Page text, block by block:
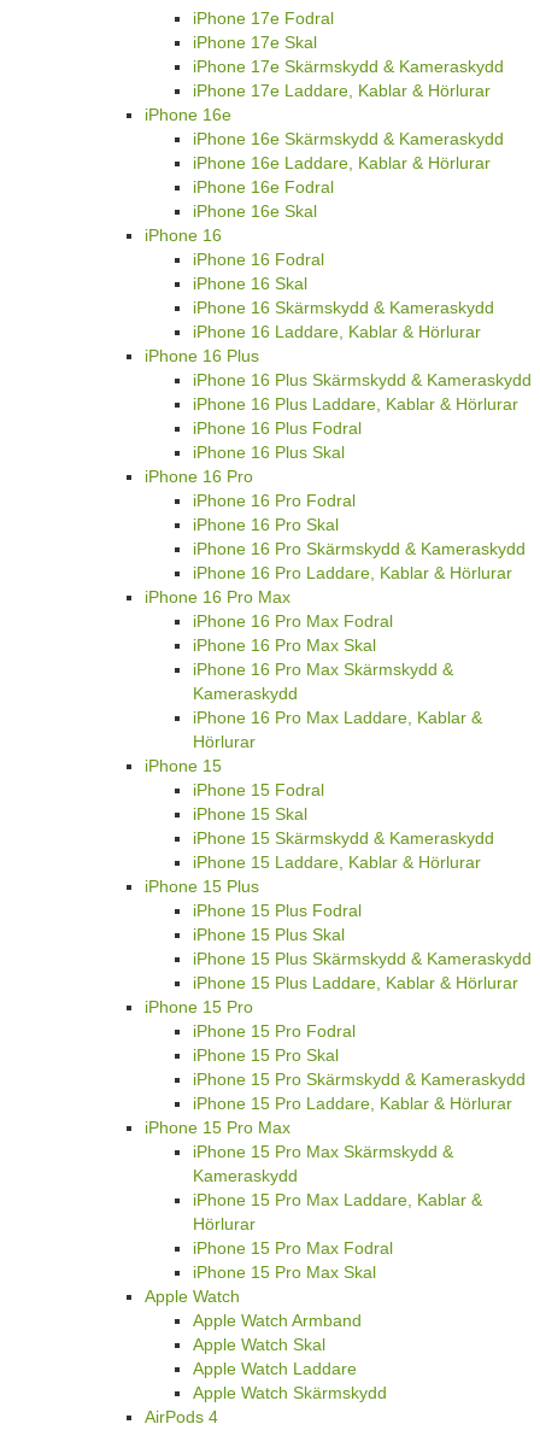
iPhone 17e Fodral
iPhone 17e Skal
iPhone 17e Skärmskydd & Kameraskydd
iPhone 17e Laddare, Kablar & Hörlurar
iPhone 16e
iPhone 16e Skärmskydd & Kameraskydd
iPhone 16e Laddare, Kablar & Hörlurar
iPhone 16e Fodral
iPhone 16e Skal
iPhone 16
iPhone 16 Fodral
iPhone 16 Skal
iPhone 16 Skärmskydd & Kameraskydd
iPhone 16 Laddare, Kablar & Hörlurar
iPhone 16 Plus
iPhone 16 Plus Skärmskydd & Kameraskydd
iPhone 16 Plus Laddare, Kablar & Hörlurar
iPhone 16 Plus Fodral
iPhone 16 Plus Skal
iPhone 16 Pro
iPhone 16 Pro Fodral
iPhone 16 Pro Skal
iPhone 16 Pro Skärmskydd & Kameraskydd
iPhone 16 Pro Laddare, Kablar & Hörlurar
iPhone 16 Pro Max
iPhone 16 Pro Max Fodral
iPhone 16 Pro Max Skal
iPhone 16 Pro Max Skärmskydd &
Kameraskydd
iPhone 16 Pro Max Laddare, Kablar &
Hörlurar
iPhone 15
iPhone 15 Fodral
iPhone 15 Skal
iPhone 15 Skärmskydd & Kameraskydd
iPhone 15 Laddare, Kablar & Hörlurar
iPhone 15 Plus
iPhone 15 Plus Fodral
iPhone 15 Plus Skal
iPhone 15 Plus Skärmskydd & Kameraskydd
iPhone 15 Plus Laddare, Kablar & Hörlurar
iPhone 15 Pro
iPhone 15 Pro Fodral
iPhone 15 Pro Skal
iPhone 15 Pro Skärmskydd & Kameraskydd
iPhone 15 Pro Laddare, Kablar & Hörlurar
iPhone 15 Pro Max
iPhone 15 Pro Max Skärmskydd &
Kameraskydd
iPhone 15 Pro Max Laddare, Kablar &
Hörlurar
iPhone 15 Pro Max Fodral
iPhone 15 Pro Max Skal
Apple Watch
Apple Watch Armband
Apple Watch Skal
Apple Watch Laddare
Apple Watch Skärmskydd
AirPods 4